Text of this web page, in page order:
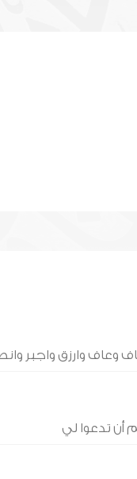
وعاف وارزق واجبر
أن تدعوا لي